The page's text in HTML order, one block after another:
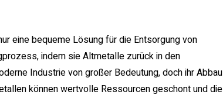
eine bequeme Lösung für die Entsorgung von
indem sie Altmetalle zurück in den
Industrie von großer Bedeutung, doch ihr Abbau
können wertvolle Ressourcen geschont und die